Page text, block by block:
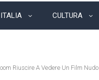
ITALIA CULTURA
Riuscire A Vedere Un Film Nudo